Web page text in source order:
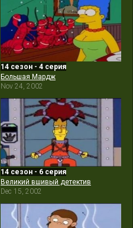
14 сезон - 4 серия
Большая Мардж
Nov 24, 2002
14 сезон - 6 серия
Великий вшивый детектив
Dec 15, 2002